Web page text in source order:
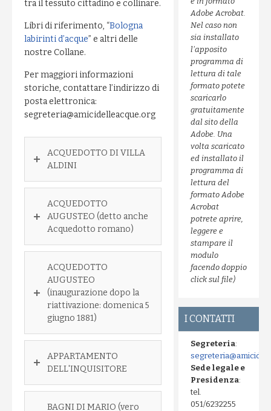
tra il tessuto cittadino e collinare.
Libri di riferimento, “Bologna
labirinti d’acque” e altri delle
nostre Collane.
Per maggiori informazioni
storiche, contattare l’indirizzo di
posta elettronica:
segreteria@amicidelleacque.org
ACQUEDOTTO DI VILLA
ALDINI
ACQUEDOTTO
AUGUSTEO (detto anche
Acquedotto romano)
ACQUEDOTTO
AUGUSTEO
(inaugurazione dopo la
riattivazione: domenica 5
giugno 1881)
APPARTAMENTO
DELL'INQUISITORE
BAGNI DI MARIO (vero
Adobe Acrobat.
Nel caso non
sia installato
l'apposito
programma di
lettura di tale
formato potete
scaricarlo
gratuitamente
dal sito della
Adobe. Una
volta scaricato
ed installato il
programma di
lettura del
formato Adobe
Acrobat
potrete aprire,
leggere e
stampare il
modulo
facendo doppio
click sul file)
I CONTATTI
Segreteria:
Sede legale e
Presidenza:
tel.
051/6232255